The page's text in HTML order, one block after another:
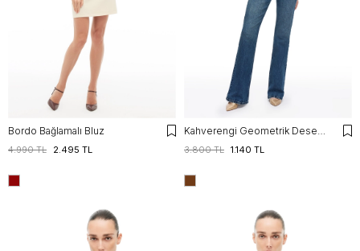
Bordo Bağlamalı Bluz
2.495 TL
4.990 TL 1.140 TL
3.800 TL